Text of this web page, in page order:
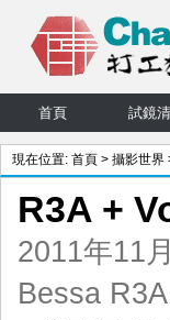
首頁 試鏡
現在位置: 首頁 > 攝影世界
R3A +
2011年11
Bessa R3A